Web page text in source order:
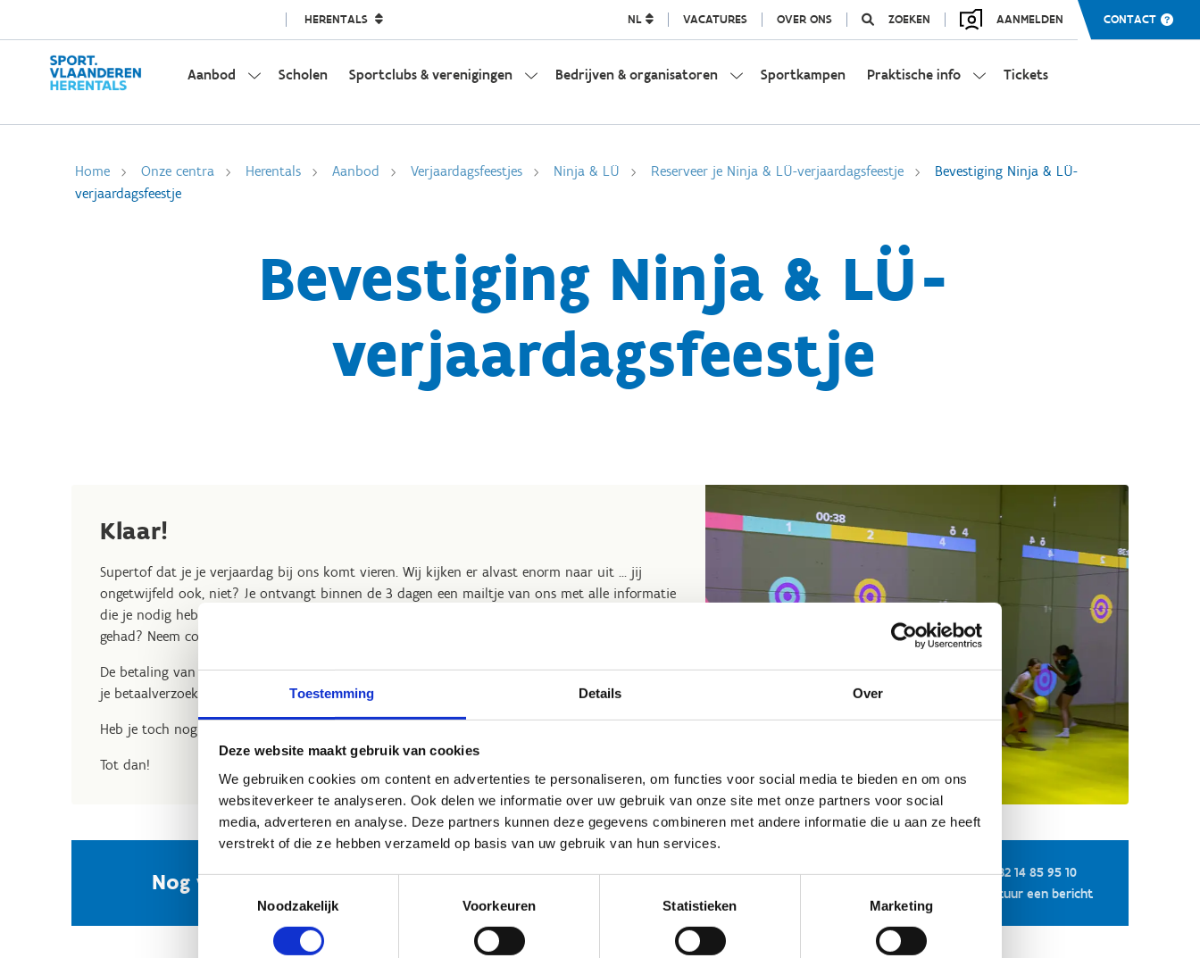
Toestemming Details Over
Deze website maakt gebruik van cookies
We gebruiken cookies om content en advertenties te personaliseren, om functies voor social media te bieden en om ons
websiteverkeer te analyseren. Ook delen we informatie over uw gebruik van onze site met onze partners voor social
media, adverteren en analyse. Deze partners kunnen deze gegevens combineren met andere informatie die u aan ze heeft
verstrekt of die ze hebben verzameld op basis van uw gebruik van hun services.
Toestemmingsselectie
Noodzakelijk
Voorkeuren Statistieken Marketing
HERENTALS NL VACATURES OVER ONS ZOEKEN AANMELDEN CONTACT
Aanbod Scholen Sportclubs & verenigingen Bedrijven & organisatoren Sportkampen Praktische info Tickets
Home Onze centra Herentals Aanbod Verjaardagsfeestjes Ninja & LÜ Reserveer je Ninja & LÜ-verjaardagsfeestje
Bevestiging Ninja & LÜ-
verjaardagsfeestje
Bevestiging Ninja & LÜ-
verjaardagsfeestje
Klaar!
Supertof dat je je verjaardag bij ons komt vieren. Wij kijken er alvast enorm naar uit ... jij
ongetwijfeld ook, niet? Je ontvangt binnen de 3 dagen een mailtje van ons met alle informatie
die je nodig hebt én een betaalverzoek om het feestje helemaal te bevestigen. Geen mailtje
gehad? Neem contact op met
De betaling van je verjaardagsmaaltijd gebeurt ter plekke in de cafetaria en zal je dus niet op
je betaalverzoek vinden.
Heb je toch nog een vraag? Aarzel niet om ons te contacteren.
Tot dan!
Nog vragen? Neem contact met ons op
+32 14 85 95 10
Stuur een bericht